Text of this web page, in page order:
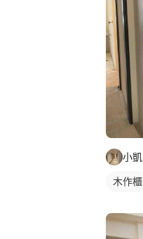
小凱
木作櫃